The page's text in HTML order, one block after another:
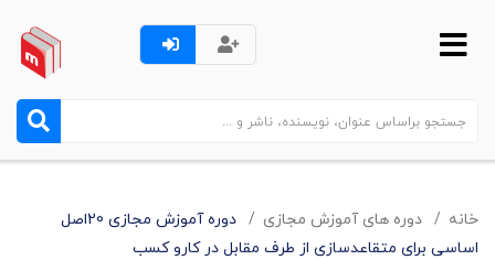
خانه دوره های آموزش مجازی
دوره آموزش مجازی 20اصل
اساسی برای متقاعدسازی از طرف مقابل در کارو کسب